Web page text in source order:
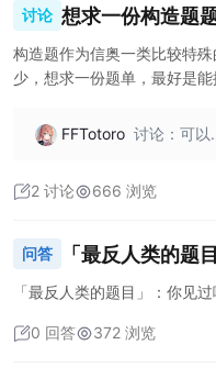
变成
0分
了。
非玄
反了
讨论 想求一份构造题
构造题作为信奥一类比较特
少，想求一份题单，最好是
次感谢～FFTotoro 讨论：可以
述了很多相关
里面也附有一
些例题。
可以直接上
构造题（标签
2 讨论 666 浏览
问答
「最反人类的题
题？
「最反人类的题目」：你见
0 回答 372 浏览